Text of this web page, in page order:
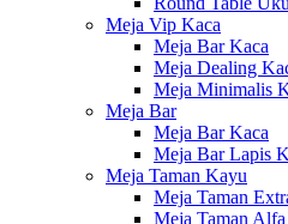
Meja Vip Kaca
Meja Bar Kaca
Meja Dealing
Meja Minimalis
Meja Bar
Meja Bar Kaca
Meja Bar Lapis
Meja Taman Kayu
Meja Taman
Meja Taman Alfa